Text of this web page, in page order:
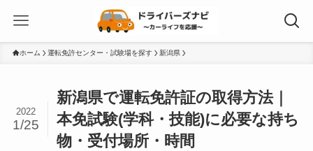
ホーム 運転免許センター・試験場を探す 新潟県
新潟県で運転免許証の取得方法｜
本免試験(学科・技能)に必要な持ち
物・受付場所・時間
2022
1/25